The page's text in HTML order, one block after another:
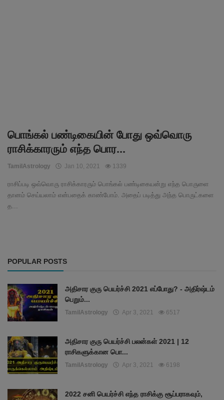
பொங்கல் பண்டிகையின் போது ஒவ்வொரு
ராசிக்காரரும் எந்த பொர...
TamilAstrology Jan 10, 2021 1339
ராசிப்படி ஒவ்வொரு ராசிக்காரரும் பொங்கல் பண்டிகையன்று எந்த பொருளை
தானம் செய்யலாம் என்பதைக் காண்போம். அதைப் படித்து அந்த பொருட்களை
த...
POPULAR POSTS
அதிசார குரு பெயர்ச்சி 2021 எப்போது? - அதிர்ஷ்டம்
பெறும்...
TamilAstrology Apr 3, 2021 6517
அதிசார குரு பெயர்ச்சி பலன்கள் 2021 | 12
ராசிகளுக்கான பொ...
TamilAstrology Apr 3, 2021 6198
2022 சனி பெயர்ச்சி எந்த ராசிக்கு சூப்பராகவும்,